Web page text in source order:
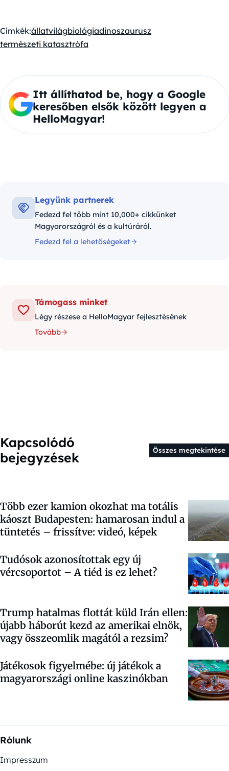
Címkék:állatvilágbiológiadinoszaurusz
természeti katasztrófa
Itt állíthatod be, hogy a Google
keresőben elsők között legyen a
HelloMagyar!
Legyünk partnerek
Fedezd fel több mint 10,000+ cikkünket
Magyarországról és a kultúráról.
Fedezd fel a lehetőségeket
Támogass minket
Légy részese a HelloMagyar fejlesztésének
Tovább
Kapcsolódó
bejegyzések
Összes megtekintése
Több ezer kamion okozhat ma totális
káoszt Budapesten: hamarosan indul a
tüntetés – frissítve: videó, képek
Tudósok azonosítottak egy új
vércsoportot – A tiéd is ez lehet?
Trump hatalmas flottát küld Irán ellen:
újabb háborút kezd az amerikai elnök,
vagy összeomlik magától a rezsim?
Játékosok figyelmébe: új játékok a
magyarországi online kaszinókban
Rólunk
Impresszum